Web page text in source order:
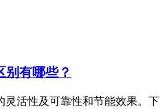
别有哪些？
灵活性及可靠性和节能效果。下